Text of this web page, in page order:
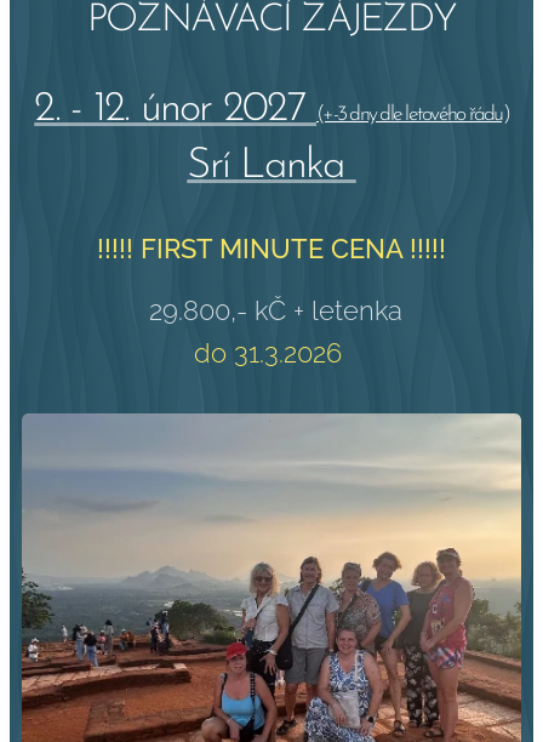
POZNÁVACÍ ZÁJEZDY
2. - 12. únor 2027 (+-3 dny dle letového řádu)
Srí Lanka
!!!!! FIRST MINUTE CENA !!!!!
29.800,- kČ + letenka
do 31.3.2026